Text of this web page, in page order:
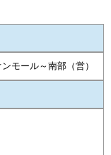
モール～南部（営）